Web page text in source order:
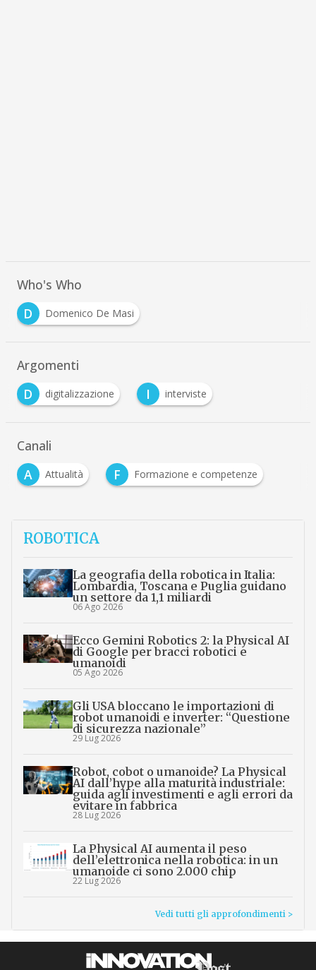
Who's Who
D
Domenico De Masi
Argomenti
D
digitalizzazione I interviste
Canali
A
Attualità F Formazione e competenze
ROBOTICA
La geografia della robotica in Italia:
Lombardia, Toscana e Puglia guidano
un settore da 1,1 miliardi
06 Ago 2026
Ecco Gemini Robotics 2: la Physical AI
di Google per bracci robotici e
umanoidi
05 Ago 2026
Gli USA bloccano le importazioni di
robot umanoidi e inverter: “Questione
di sicurezza nazionale”
29 Lug 2026
Robot, cobot o umanoide? La Physical
AI dall’hype alla maturità industriale:
guida agli investimenti e agli errori da
evitare in fabbrica
28 Lug 2026
La Physical AI aumenta il peso
dell’elettronica nella robotica: in un
umanoide ci sono 2.000 chip
22 Lug 2026
Vedi tutti gli approfondimenti >